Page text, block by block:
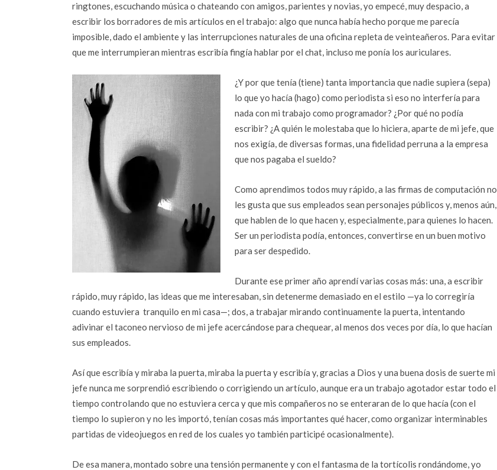
ringtones, escuchando música o chateando con amigos, parientes y novias, yo empecé, muy despacio, a
escribir los borradores de mis artículos en el trabajo: algo que nunca había hecho porque me parecía
imposible, dado el ambiente y las interrupciones naturales de una oficina repleta de veinteañeros. Para evitar
que me interrumpieran mientras escribía fingía hablar por el chat, incluso me ponía los auriculares.
¿Y por que tenía (tiene) tanta importancia que nadie supiera (sepa)
lo que yo hacía (hago) como periodista si eso no interfería para
nada con mi trabajo como programador? ¿Por qué no podía
escribir? ¿A quién le molestaba que lo hiciera, aparte de mi jefe, que
nos exigía, de diversas formas, una fidelidad perruna a la empresa
que nos pagaba el sueldo?
Como aprendimos todos muy rápido, a las firmas de computación no
les gusta que sus empleados sean personajes públicos y, menos aún,
que hablen de lo que hacen y, especialmente, para quienes lo hacen.
Ser un periodista podía, entonces, convertirse en un buen motivo
para ser despedido.
Durante ese primer año aprendí varias cosas más: una, a escribir
rápido, muy rápido, las ideas que me interesaban, sin detenerme demasiado en el estilo —ya lo corregiría
cuando estuviera tranquilo en mi casa—; dos, a trabajar mirando continuamente la puerta, intentando
adivinar el taconeo nervioso de mi jefe acercándose para chequear, al menos dos veces por día, lo que hacían
sus empleados.
Así que escribía y miraba la puerta, miraba la puerta y escribía y, gracias a Dios y una buena dosis de suerte mi
jefe nunca me sorprendió escribiendo o corrigiendo un artículo, aunque era un trabajo agotador estar todo el
tiempo controlando que no estuviera cerca y que mis compañeros no se enteraran de lo que hacía (con el
tiempo lo supieron y no les importó, tenían cosas más importantes qué hacer, como organizar interminables
partidas de videojuegos en red de los cuales yo también participé ocasionalmente).
De esa manera, montado sobre una tensión permanente y con el fantasma de la tortícolis rondándome, yo